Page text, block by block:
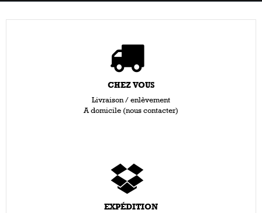
CHEZ VOUS
Livraison / enlèvement
A domicile (nous contacter)
EXPÉDITION